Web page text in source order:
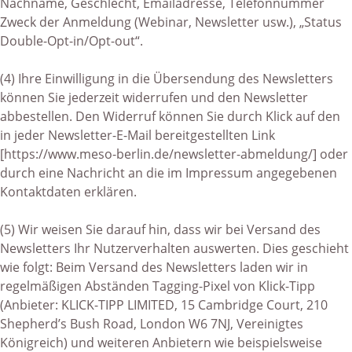
Zweck der Anmeldung (Webinar, Newsletter usw.), „Status
Double-Opt-in/Opt-out“.
(4) Ihre Einwilligung in die Übersendung des Newsletters
können Sie jederzeit widerrufen und den Newsletter
abbestellen. Den Widerruf können Sie durch Klick auf den
in jeder Newsletter-E-Mail bereitgestellten Link
[https://www.meso-berlin.de/newsletter-abmeldung/] oder
durch eine Nachricht an die im Impressum angegebenen
Kontaktdaten erklären.
(5) Wir weisen Sie darauf hin, dass wir bei Versand des
Newsletters Ihr Nutzerverhalten auswerten. Dies geschieht
wie folgt: Beim Versand des Newsletters laden wir in
regelmäßigen Abständen Tagging-Pixel von Klick-Tipp
(Anbieter: KLICK-TIPP LIMITED, 15 Cambridge Court, 210
Shepherd’s Bush Road, London W6 7NJ, Vereinigtes
Königreich) und weiteren Anbietern wie beispielsweise